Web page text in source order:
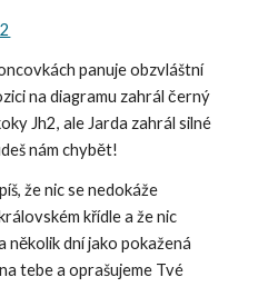
panuje obzvláštní
na diagramu zahrál černý
Jh2, ale Jarda zahrál silné
nám chybět!
že nic se nedokáže
křídle a že nic
několik dní jako pokažená
tebe a oprašujeme Tvé